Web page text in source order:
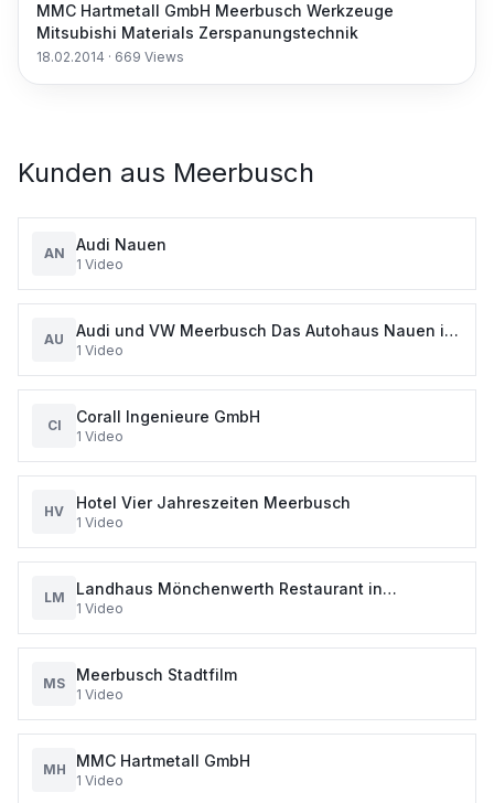
MMC Hartmetall GmbH Meerbusch Werkzeuge
Mitsubishi Materials Zerspanungstechnik
18.02.2014 · 669 Views
Kunden aus Meerbusch
AN Audi Nauen
1 Video
AU
Audi und VW Meerbusch Das Autohaus Nauen ihr
Audi und VW Partner in Meerbusch.
1 Video
CI Corall Ingenieure GmbH
1 Video
HV Hotel Vier Jahreszeiten Meerbusch
1 Video
LM
Landhaus Mönchenwerth Restaurant in
Meerbusch
1 Video
MS Meerbusch Stadtfilm
1 Video
MH MMC Hartmetall GmbH
1 Video